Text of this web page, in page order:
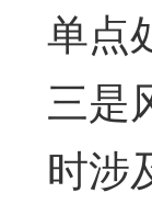
单点
三是
时涉